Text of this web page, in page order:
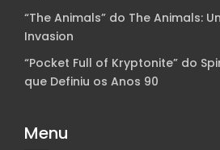
“The Animals” do The Animals:
Invasion
“Pocket Full of Kryptonite” do
que Definiu os Anos 90
Menu